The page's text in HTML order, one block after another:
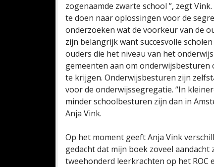
zogenaamde zwarte school ”, zegt
te doen naar oplossingen voor de
onderzoeken wat de voorkeur van de
zijn belangrijk want succesvolle
ouders die het niveau van het
gemeenten aan om
te krijgen. Onderwijsbesturen zijn
voor de onderwijssegregatie. “In
minder schoolbesturen zijn dan in
Anja Vink.
Op het moment geeft Anja Vink
gedacht dat mijn boek zoveel
tweehonderd leerkrachten op het ROC